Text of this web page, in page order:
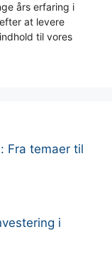
års erfaring i
at levere
til vores
Fra temaer til
i